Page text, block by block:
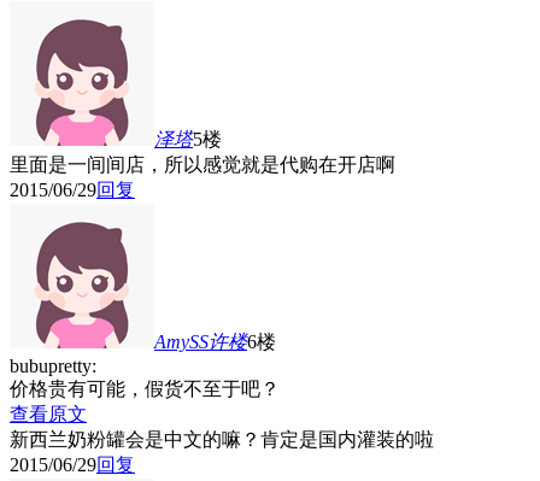
泽塔5楼
里面是一间间店，所以感觉就是代购在开店啊
2015/06/29回复
AmySS许楼6楼
bubupretty:
价格贵有可能，假货不至于吧？
查看原文
新西兰奶粉罐会是中文的嘛？肯定是国内灌装的啦
2015/06/29回复